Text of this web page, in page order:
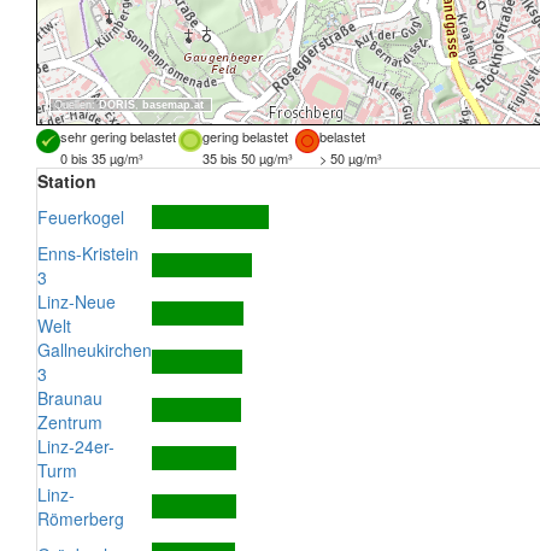
Quellen:DORIS, basemap.at
sehr gering belastet gering belastet
belastet
0 bis 35 µg/m³
35 bis 50 µg/m³ > 50 µg/m³
Station
Feuerkogel
Enns-Kristein
3
Linz-Neue
Welt
Gallneukirchen
3
Braunau
Zentrum
Linz-24er-
Turm
Linz-
Römerberg